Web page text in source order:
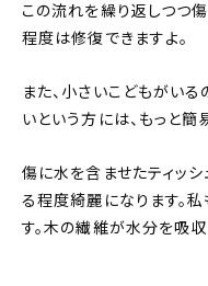
この流れを繰り返しつつ
程度は修復できますよ。
また、小さいこどもがい
いという方には、もっと簡
傷に水を含ませたティッ
る程度綺麗になります。
す。木の繊維が水分を吸